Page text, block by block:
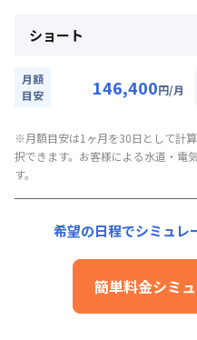
管理費：24,000円/月 (800円/日)
契約事務手数料
月額賃料目安詳細料金（30日
光熱費：
24,000円/月 (800円/
清掃料：
20,000円/回 (税抜)
管理費：24,000円/月 (800円/
初期費用詳細料金
契約事務手数料
ショート
月額
目安
146,400円/月
月額賃料目安詳細料金（30
賃料：96,000円/月 (3,200円/
光熱費：
清掃料：15,000円/回 (税抜)
その他費用詳細料金
初期費用詳細料金
契約事務手数料：5,000円/回
※月額目安は1ヶ月を30日として計
択できます。お客様による水道・電
す。
希望の日程でシミュレ
簡単料金シミ